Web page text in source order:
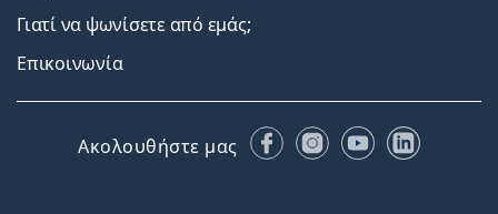
Γιατί να ψωνίσετε από εμάς;
Επικοινωνία
Ακολουθήστε μας FacebookInstagram
YouTubeLinkedIn